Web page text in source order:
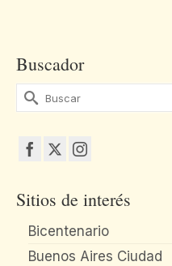
Buscador
Buscar
por:
Sitios de interés
Bicentenario
Buenos Aires Ciudad